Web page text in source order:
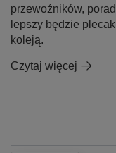
przewoźników,
lepszy będzie
koleją.
Czytaj więcej